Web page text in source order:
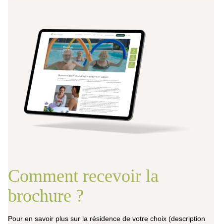
Comment recevoir la
brochure ?
Pour en savoir plus sur la résidence de votre choix (description